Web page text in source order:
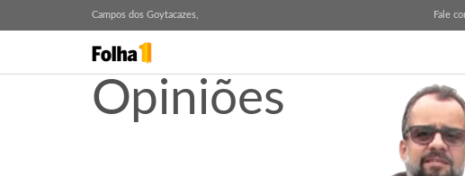
Campos dos Goytacazes, Fale
Opiniões